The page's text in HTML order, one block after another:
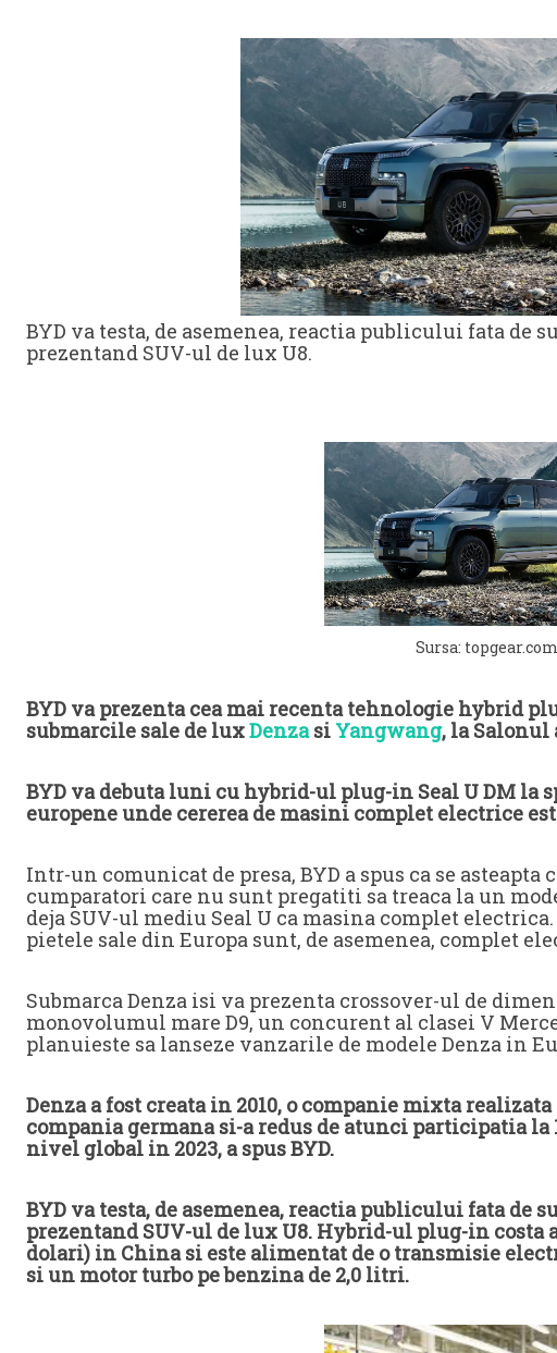
BYD va testa, de asemenea, reactia publicului fata de
prezentand SUV-ul de lux U8.
Sursa: topgear.com
BYD va prezenta cea mai recenta tehnologie hybrid
submarcile sale de luxDenzasi Yangwang, la Salonul
BYD va debuta luni cu hybrid-ul plug-in Seal U DM la
europene unde cererea de masini complet electrice
Intr-un comunicat de presa, BYD a spus ca se
cumparatori care nu sunt pregatiti sa treaca la un
deja SUV-ul mediu Seal U ca masina complet
pietele sale din Europa sunt, de asemenea, complet
Submarca Denza isi va prezenta crossover-ul de
monovolumul mare D9, un concurent al clasei V
planuieste sa lanseze vanzarile de modele Denza in
Denza a fost creata in 2010, o companie mixta
compania germana si-a redus de atunci participatia la
nivel global in 2023, a spus BYD.
BYD va testa, de asemenea, reactia publicului fata de
prezentand SUV-ul de lux U8. Hybrid-ul plug-in costa
dolari) in China si este alimentat de o transmisie
si un motor turbo pe benzina de 2,0 litri.